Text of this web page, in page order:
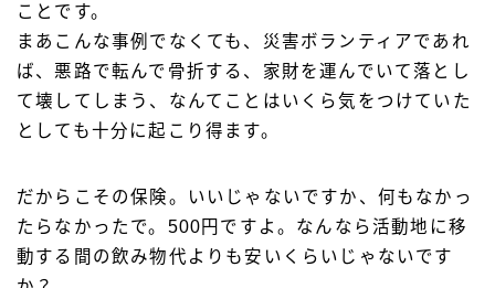
ことです。
まあこんな事例でなくても、災害ボランティアであれ
ば、悪路で転んで骨折する、家財を運んでいて落とし
て壊してしまう、なんてことはいくら気をつけていた
としても十分に起こり得ます。
だからこその保険。いいじゃないですか、何もなかっ
たらなかったで。500円ですよ。なんなら活動地に移
動する間の飲み物代よりも安いくらいじゃないです